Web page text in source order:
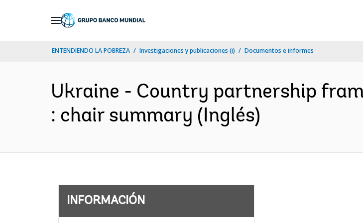
ENTENDIENDO LA POBREZA Investigaciones y publicaciones (i) Documentos e informes
Ukraine - Country partnership
: chair summary (Inglés)
INFORMACIÓN